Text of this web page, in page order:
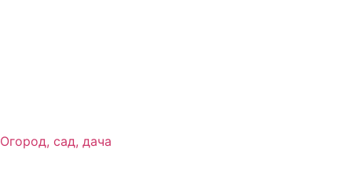
Огород, сад, дача